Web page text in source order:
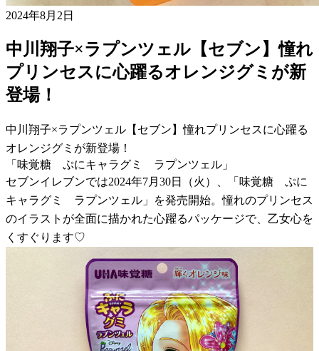
2024年8月2日
中川翔子×ラプンツェル【セブン】憧れ
プリンセスに心躍るオレンジグミが新
登場！
中川翔子×ラプンツェル【セブン】憧れプリンセスに心躍る
オレンジグミが新登場！
「味覚糖 ぷにキャラグミ ラプンツェル」
セブンイレブンでは2024年7月30日（火）、「味覚糖 ぷに
キャラグミ ラプンツェル」を発売開始。憧れのプリンセス
のイラストが全面に描かれた心躍るパッケージで、乙女心を
くすぐります♡